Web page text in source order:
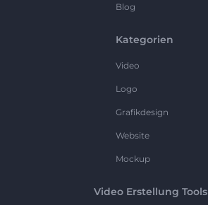
Blog
Kategorien
Video
Logo
Grafikdesign
Website
Mockup
Video Erstellung Tools